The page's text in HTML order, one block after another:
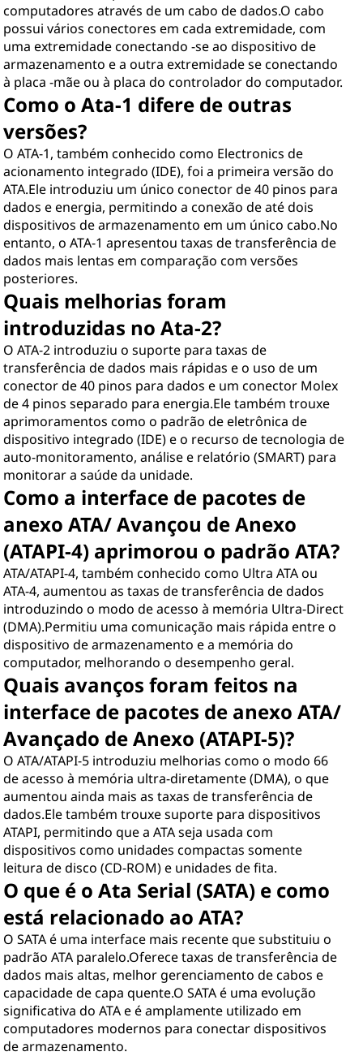
computadores através de um cabo de dados.O cabo
possui vários conectores em cada extremidade, com
uma extremidade conectando -se ao dispositivo de
armazenamento e a outra extremidade se conectando
à placa -mãe ou à placa do controlador do computador.
Como o Ata-1 difere de outras
versões?
O ATA-1, também conhecido como Electronics de
acionamento integrado (IDE), foi a primeira versão do
ATA.Ele introduziu um único conector de 40 pinos para
dados e energia, permitindo a conexão de até dois
dispositivos de armazenamento em um único cabo.No
entanto, o ATA-1 apresentou taxas de transferência de
dados mais lentas em comparação com versões
posteriores.
Quais melhorias foram
introduzidas no Ata-2?
O ATA-2 introduziu o suporte para taxas de
transferência de dados mais rápidas e o uso de um
conector de 40 pinos para dados e um conector Molex
de 4 pinos separado para energia.Ele também trouxe
aprimoramentos como o padrão de eletrônica de
dispositivo integrado (IDE) e o recurso de tecnologia de
auto-monitoramento, análise e relatório (SMART) para
monitorar a saúde da unidade.
Como a interface de pacotes de
anexo ATA/ Avançou de Anexo
(ATAPI-4) aprimorou o padrão ATA?
ATA/ATAPI-4, também conhecido como Ultra ATA ou
ATA-4, aumentou as taxas de transferência de dados
introduzindo o modo de acesso à memória Ultra-Direct
(DMA).Permitiu uma comunicação mais rápida entre o
dispositivo de armazenamento e a memória do
computador, melhorando o desempenho geral.
Quais avanços foram feitos na
interface de pacotes de anexo ATA/
Avançado de Anexo (ATAPI-5)?
O ATA/ATAPI-5 introduziu melhorias como o modo 66
de acesso à memória ultra-diretamente (DMA), o que
aumentou ainda mais as taxas de transferência de
dados.Ele também trouxe suporte para dispositivos
ATAPI, permitindo que a ATA seja usada com
dispositivos como unidades compactas somente
leitura de disco (CD-ROM) e unidades de fita.
O que é o Ata Serial (SATA) e como
está relacionado ao ATA?
O SATA é uma interface mais recente que substituiu o
padrão ATA paralelo.Oferece taxas de transferência de
dados mais altas, melhor gerenciamento de cabos e
capacidade de capa quente.O SATA é uma evolução
significativa do ATA e é amplamente utilizado em
computadores modernos para conectar dispositivos
de armazenamento.